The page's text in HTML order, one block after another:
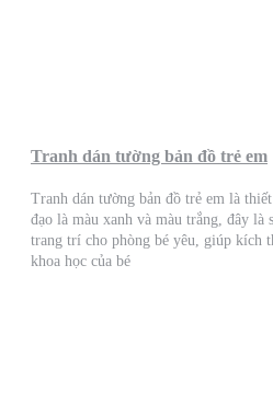
Tranh dán tường bản đồ trẻ em
Tranh dán tường bản đồ trẻ em là
đạo là màu xanh và màu trắng, đây là
trang trí cho phòng bé yêu, giúp kích
khoa học của bé